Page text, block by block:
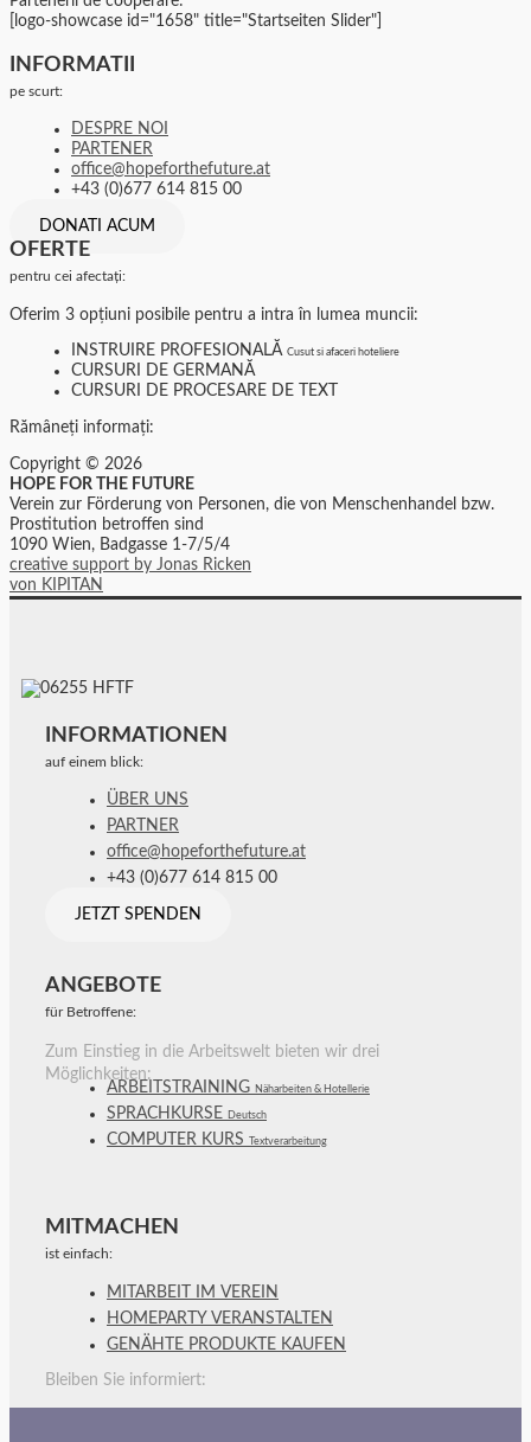
[logo-showcase id="1658" title="Startseiten Slider"]
INFORMATII
pe scurt:
DESPRE NOI
PARTENER
office@hopeforthefuture.at
+43 (0)677 614 815 00
DONATI ACUM
OFERTE
pentru cei afectați:
Oferim 3 opțiuni posibile pentru a intra în lumea muncii:
INSTRUIRE PROFESIONALĂ Cusut si afaceri hoteliere
CURSURI DE GERMANĂ
CURSURI DE PROCESARE DE TEXT
Rămâneți informați:
Copyright © 2026
HOPE FOR THE FUTURE
Verein zur Förderung von Personen, die von Menschenhandel bzw.
Prostitution betroffen sind
1090 Wien, Badgasse 1-7/5/4
creative support by Jonas Ricken
von KIPITAN
INFORMATIONEN
auf einem blick:
ÜBER UNS
PARTNER
office@hopeforthefuture.at
+43 (0)677 614 815 00
JETZT SPENDEN
ANGEBOTE
für Betroffene:
Zum Einstieg in die Arbeitswelt bieten wir drei
Möglichkeiten:
ARBEITSTRAINING Näharbeiten & Hotellerie
SPRACHKURSE Deutsch
COMPUTER KURS Textverarbeitung
MITMACHEN
ist einfach:
MITARBEIT IM VEREIN
HOMEPARTY VERANSTALTEN
GENÄHTE PRODUKTE KAUFEN
Bleiben Sie informiert: